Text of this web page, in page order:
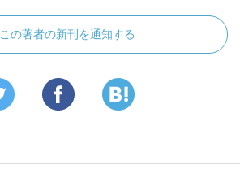
この著者の新刊を通知する